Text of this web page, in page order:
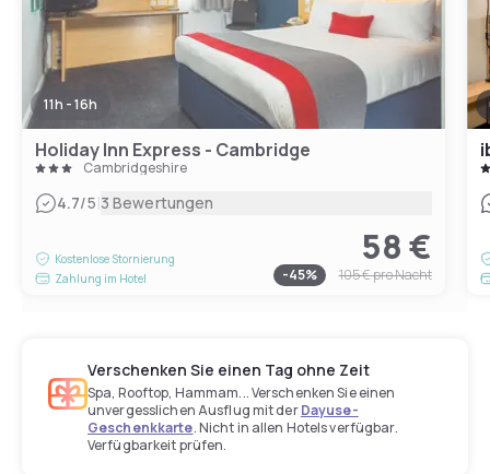
11h - 16h
Holiday Inn Express - Cambridge
Cambridgeshire
4.7/5|3 Bewertungen
Kostenlose Stornierung
Zahlung im Hotel
58 €
-45% 105 €pro Nacht
Verschenken Sie einen Tag ohne Zeit
Spa, Rooftop, Hammam... Verschenken Sie einen
unvergesslichen Ausflug mit derDayuse-
Geschenkkarte. Nicht in allen Hotels verfügbar.
Verfügbarkeit prüfen.